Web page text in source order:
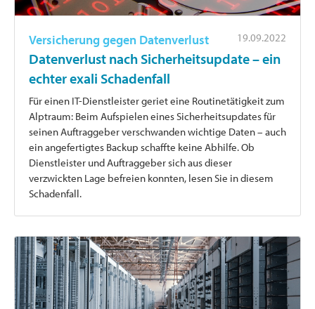
19.09.2022
Versicherung gegen Datenverlust
Datenverlust nach Sicherheitsupdate – ein
echter exali Schadenfall
Für einen IT-Dienstleister geriet eine Routinetätigkeit zum
Alptraum: Beim Aufspielen eines Sicherheitsupdates für
seinen Auftraggeber verschwanden wichtige Daten – auch
ein angefertigtes Backup schaffte keine Abhilfe. Ob
Dienstleister und Auftraggeber sich aus dieser
verzwickten Lage befreien konnten, lesen Sie in diesem
Schadenfall.